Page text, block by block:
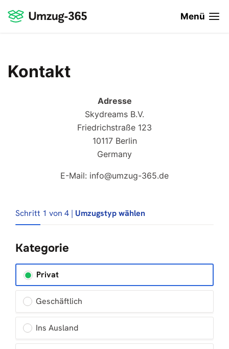
Menü
Kontakt
Adresse
Skydreams B.V.
Friedrichstraße 123
10117 Berlin
Germany
E-Mail: info@umzug-365.de